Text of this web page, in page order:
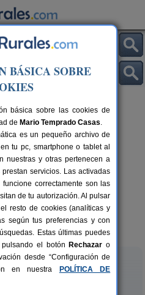
de Riaza
10-20+3 pers.
desde55 €
BÁSICA SOBRE
básica sobre las cookies de
de Mario Temprado Casas.
es un pequeño archivo de
tu pc, smartphone o tablet al
nuestras y otras pertenecen a
servicios. Las activadas
correctamente son las
de tu autorización. Al pulsar
resto de cookies (analíticas y
según tus preferencias y con
Estas últimas puedes
el botón Rechazar o
desde “Configuración de
en nuestra
POLÍTICA DE